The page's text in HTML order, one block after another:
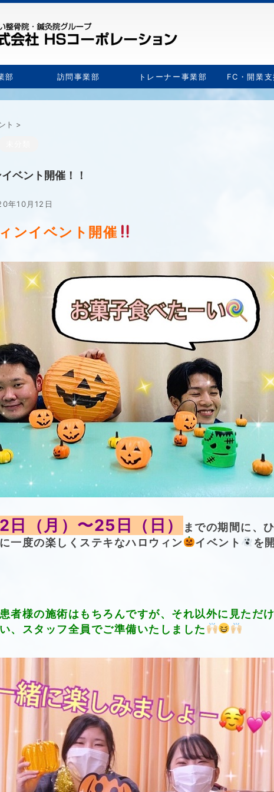
部 訪問事業部 トレーナー事業部 FC・開業
ト >
ベント開催！！
年10月12日
ンイベント開催
日（月）〜25日（日）
までの期間に、
一度の楽しくステキなハロウィン
イベント を
者様の施術はもちろんですが、それ以外に見ただ
、スタッフ全員でご準備いたしました